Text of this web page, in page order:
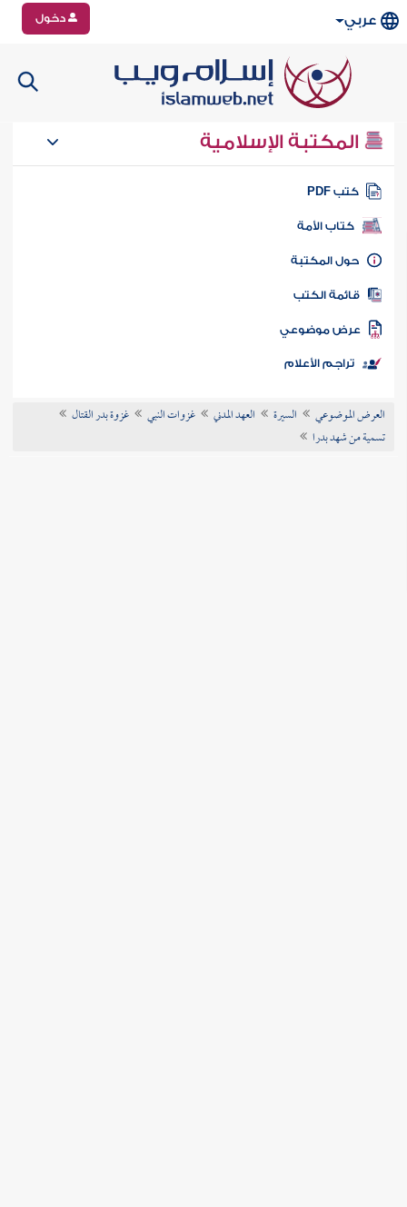
عربي دخول
المكتبة الإسلامية
كتب PDF
كتاب الأمة
المكتبة
الكتب
موضوعي
تراجم الأعلام
العرض الموضوعي السيرة العهد المدني غزوات النبي
غزوة بدر القتال
تسمية من شهد بدرا